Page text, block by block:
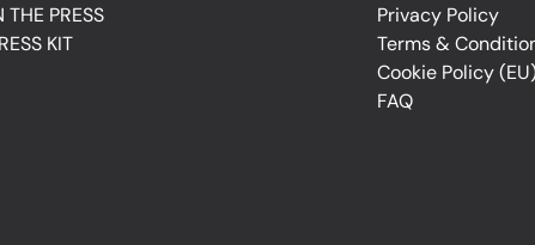
THE PRESS
KIT
Privacy Policy
Terms &
Cookie Policy
FAQ